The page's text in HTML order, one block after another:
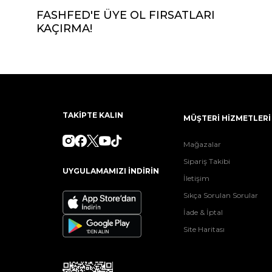
FASHFED'E ÜYE OL FIRSATLARI
KAÇIRMA!
TAKİPTE KALIN
UYGULAMAMIZI İNDİRİN
MÜŞTERİ HİZMETLERİ
Mağazalar
Sipariş Takibi
İletişim
Sıkça Sorulan Sorular
İade & İptal
Site Haritası